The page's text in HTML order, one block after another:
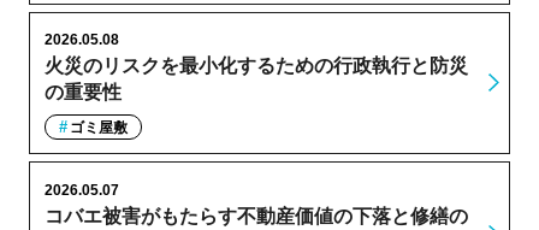
火災のリスクを最小化するための行政執行と防災
の重要性
2026.05.08
ゴミ屋敷
コバエ被害がもたらす不動産価値の下落と修繕の
2026.05.07